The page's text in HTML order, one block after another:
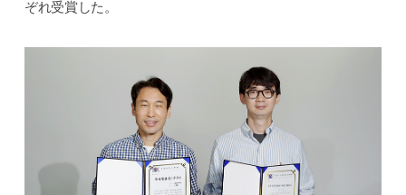
ぞれ受賞した。